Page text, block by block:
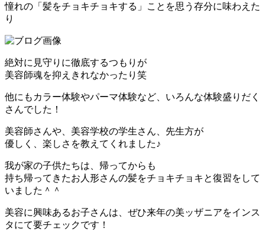
憧れの「髪をチョキチョキする」ことを思う存分に味わえた
り
絶対に見守りに徹底するつもりが
美容師魂を抑えきれなかったり笑
他にもカラー体験やパーマ体験など、いろんな体験盛りだく
さんでした！
美容師さんや、美容学校の学生さん、先生方が
優しく、楽しさを教えてくれました♪
我が家の子供たちは、帰ってからも
持ち帰ってきたお人形さんの髪をチョキチョキと復習をして
いました＾＾
美容に興味あるお子さんは、ぜひ来年の美ッザニアをインス
タにて要チェックです！